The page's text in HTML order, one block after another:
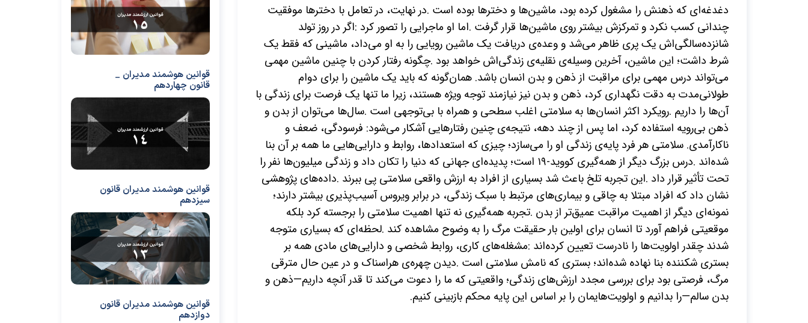
دغدغهای که ذهنش را مشغول کرده بود، ماشین‌ها و دخترها بوده است .در نهایت، در تعامل با دخترها موفقیت
چندانی کسب نکرد و تمرکزش بیشتر روی ماشینها قرار گرفت .اما او ماجرایی را تصور کرد :اگر در روز تولد
شانزده‌سالگی‌اش یک پری ظاهر میشد و وعده‌ی دریافت یک ماشین رویایی را به او می‌داد، ماشینی که فقط یک
شرط داشت؛ این ماشین، آخرین وسیله‌ی نقلیه‌ی زندگی‌اش خواهد بود .چگونه رفتار کردن با چنین ماشین مهمی
می‌تواند درس مهمی برای مراقبت از ذهن و بدن انسان باشد. همان‌گونه که باید یک ماشین را برای دوام
طولانی‌مدت به دقت نگهداری کرد، ذهن و بدن نیز نیازمند توجه ویژه هستند، زیرا ما تنها یک فرصت برای زندگی با
آن‌ها را داریم .رویکرد اکثر انسان‌ها به سلامتی اغلب سطحی و همراه با بی‌توجهی است .سال‌ها می‌توان از بدن و
ذهن بیرویه استفاده کرد، اما پس از چند دهه، نتیجه‌ی چنین رفتارهایی آشکار می‌شود: فرسودگی، ضعف و
ناکارآمدی. سلامتی هر فرد پایه‌ی زندگی او را می‌سازد؛ چیزی که استعدادها، روابط و دارایی‌هایی ما همه بر آن بنا
شده‌اند .درس بزرگ دیگر از همه‌گیری کووید-۱۹ است؛ پدیده‌ای جهانی که دنیا را تکان داد و زندگی میلیون‌ها نفر را
تحت تأثیر قرار داد .این تجربه تلخ باعث شد بسیاری از افراد به ارزش واقعی سلامتی پی ببرند .داده‌های پژوهشی
نشان داد که افراد مبتلا به چاقی و بیماریهای مرتبط با سبک زندگی، در برابر ویروس آسیب‌پذیری بیشتر دارند؛
نمونه‌ای دیگر از اهمیت مراقبت عمیق‌تر از بدن .تجربه همه‌گیری نه تنها اهمیت سلامتی را برجسته کرد بلکه
موقعیتی فراهم آورد تا انسان برای اولین بار حقیقت مرگ را به وضوح مشاهده کند .لحظه‌ای که بسیاری متوجه
شدند چقدر اولویت‌ها را نادرست تعیین کرده‌اند :مشغله‌های کاری، روابط شخصی و دارایی‌های مادی همه بر
بستری شکننده بنا نهاده شده‌اند؛ بستری که نامش سلامتی است .دیدن چهره‌ی هراسناک و در عین حال مترقی
مرگ، فرصتی بود برای بررسی مجدد ارزش‌های زندگی؛ واقعیتی که ما را دعوت می‌کند تا قدر آنچه داریم—ذهن و
بدن سالم—را بدانیم و اولویت‌هایمان را بر اساس این پایه محکم بازبینی کنیم.
قوانین هوشمند مدیران _
قانون چهاردهم
قوانین هوشمند مدیران قانون
سیزدهم
قوانین هوشمند مدیران قانون
دوازدهم